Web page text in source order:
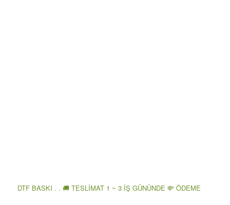
DTF BASKI . . 🚚 TESLİMAT 1 ~ 3 İŞ GÜNÜNDE 💸 ÖDEME